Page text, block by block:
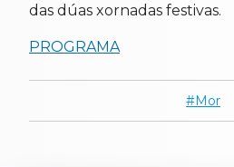
das dúas xornadas festivas.
PROGRAMA
Mor